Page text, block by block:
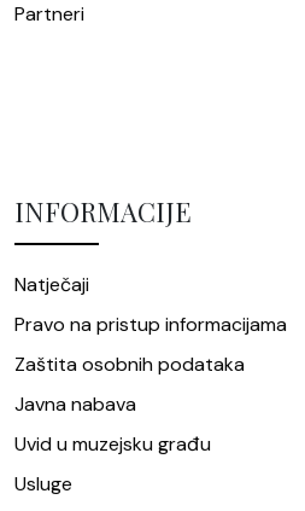
Partneri
INFORMACIJE
Natječaji
Pravo na pristup informacijama
Zaštita osobnih podataka
Javna nabava
Uvid u muzejsku građu
Usluge